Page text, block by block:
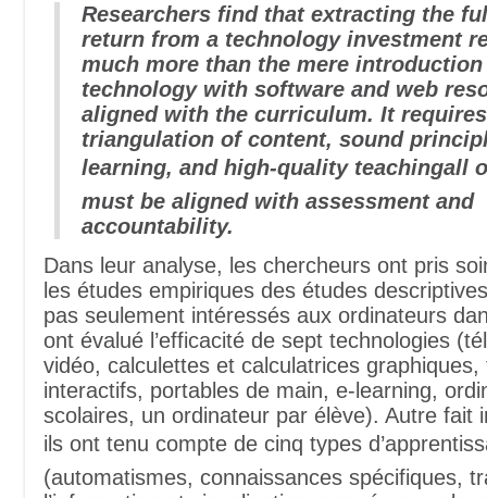
Researchers find that extracting the
return from a technology investment
much more than the mere
technology with software and web
aligned with the curriculum. It
triangulation of content, sound
learning, and high-quality teachingall
must be aligned with assessment and
accountability.
Dans leur analyse, les chercheurs ont pris
les études empiriques des études
pas seulement intéressés aux ordinateurs
ont évalué l’efficacité de sept technologies
vidéo, calculettes et calculatrices graphiques,
interactifs, portables de main, e-learning,
scolaires, un ordinateur par élève). Autre fait
ils ont tenu compte de cinq types
(automatismes, connaissances spécifiques,